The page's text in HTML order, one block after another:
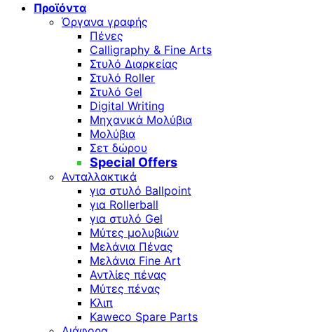
Προϊόντα
Όργανα γραφής
Πένες
Calligraphy & Fine Arts
Στυλό Διαρκείας
Στυλό Roller
Στυλό Gel
Digital Writing
Μηχανικά Μολύβια
Μολύβια
Σετ δώρου
Special Offers
Ανταλλακτικά
για στυλό Ballpoint
για Rollerball
για στυλό Gel
Μύτες μολυβιών
Μελάνια Πένας
Μελάνια Fine Art
Αντλίες πένας
Μύτες πένας
Κλιπ
Kaweco Spare Parts